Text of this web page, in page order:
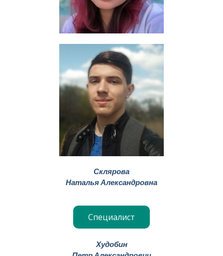
Склярова
Наталья Александровна
Специалист
Худобин